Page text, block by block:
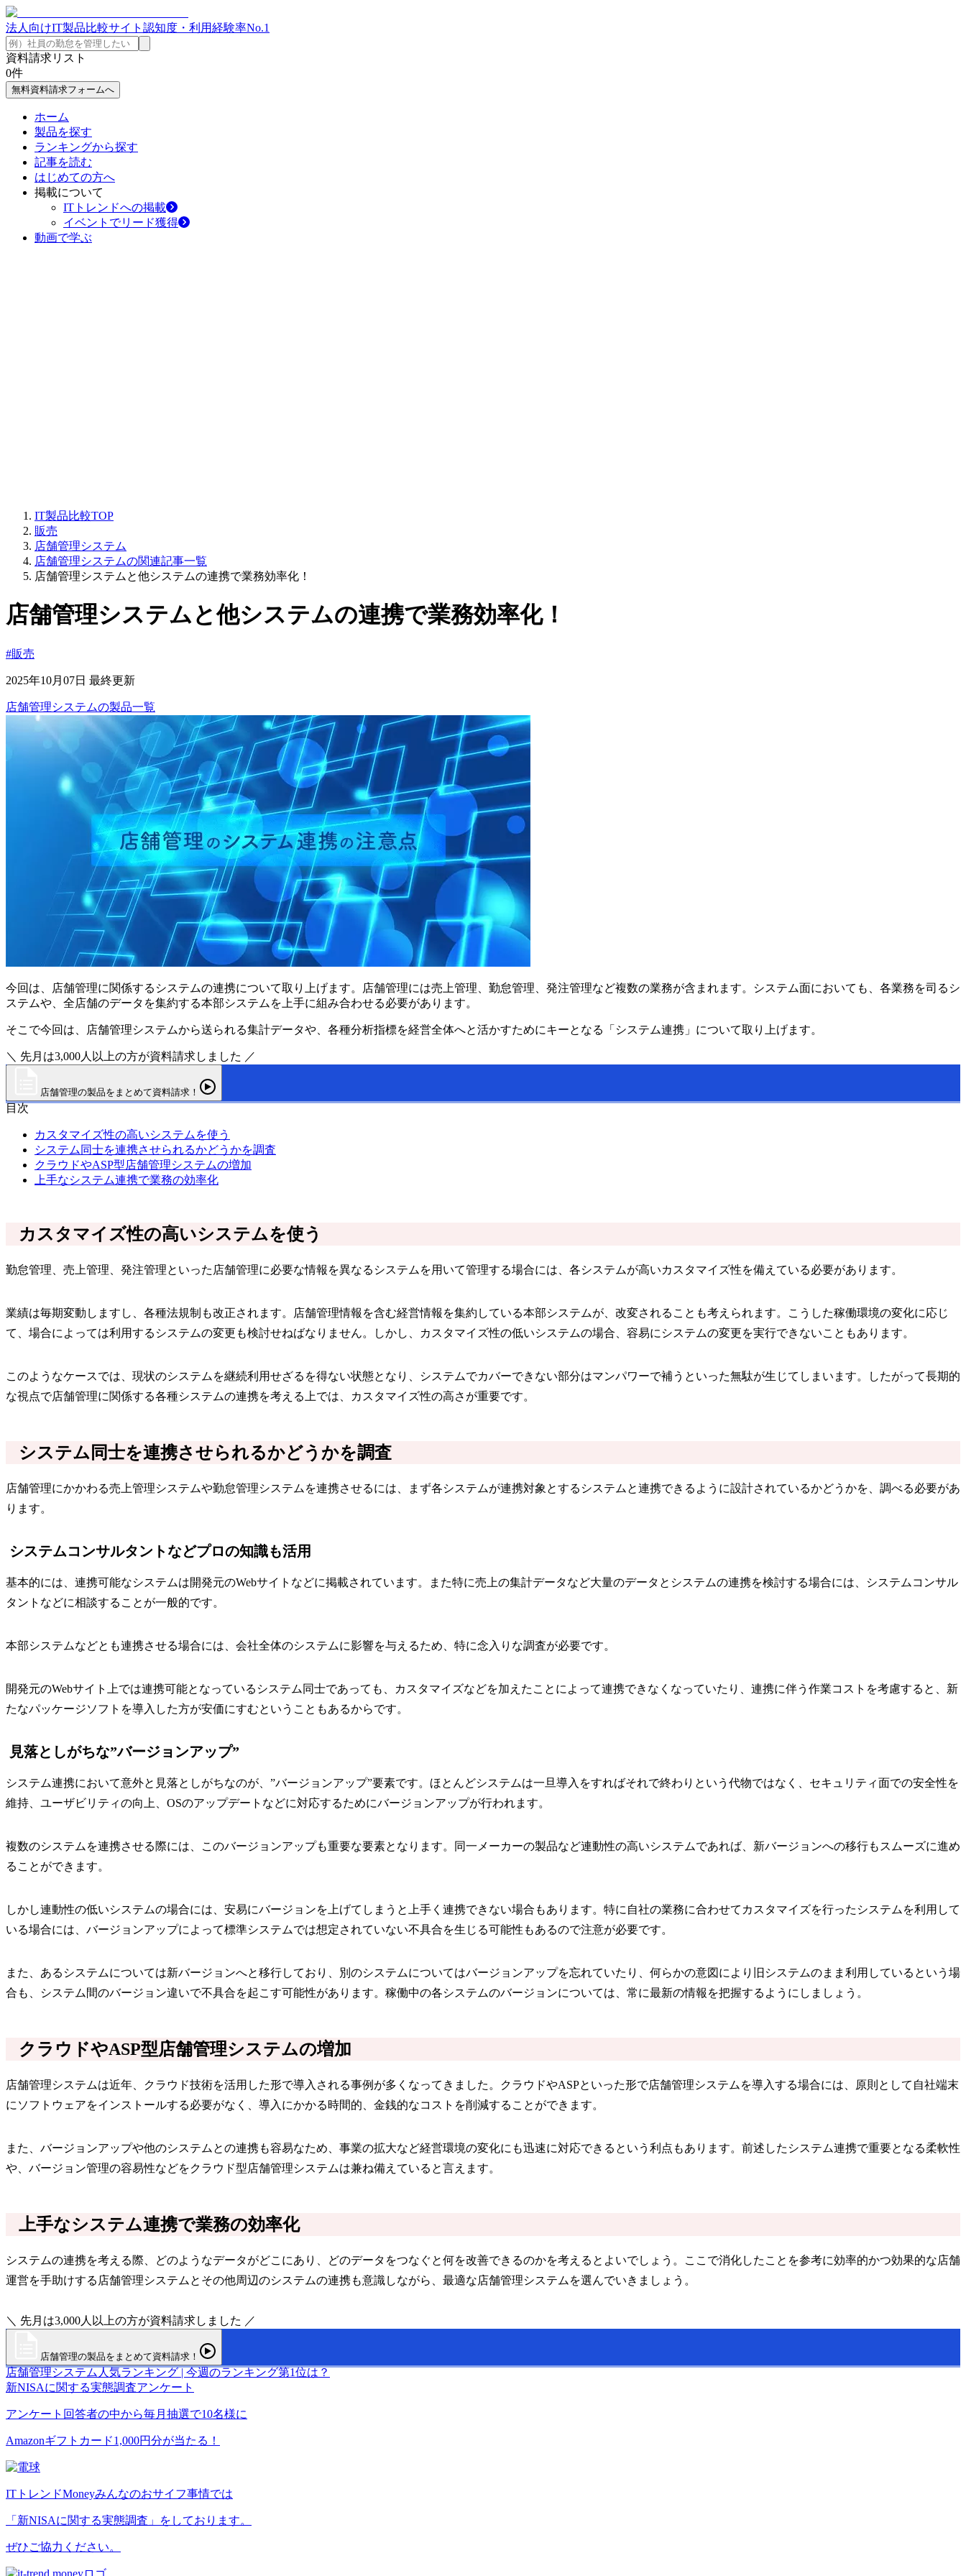
法人向けIT製品比較サイト 認知度・利用経験率No.1
資料請求リスト
0件
無料資料請求フォームへ
ホーム
製品を探す
ランキングから探す
記事を読む
はじめての方へ
掲載について
ITトレンドへの掲載
イベントでリード獲得
動画で学ぶ
IT製品比較TOP
販売
店舗管理システム
店舗管理システムの関連記事一覧
店舗管理システムと他システムの連携で業務効率化！
店舗管理システムと他システムの連携で業務効率化！
#販売
2025年10月07日 最終更新
店舗管理システムの製品一覧
今回は、店舗管理に関係するシステムの連携について取り上げます。店舗管理には売上管理、勤怠管理、発注管理など複数の業務が含まれます。システム面においても、各業務を司るシ
ステムや、全店舗のデータを集約する本部システムを上手に組み合わせる必要があります。
そこで今回は、店舗管理システムから送られる集計データや、各種分析指標を経営全体へと活かすためにキーとなる「システム連携」について取り上げます。
＼ 先月は3,000人以上の方が資料請求しました ／
店舗管理の製品をまとめて資料請求！
目次
カスタマイズ性の高いシステムを使う
システム同士を連携させられるかどうかを調査
クラウドやASP型店舗管理システムの増加
上手なシステム連携で業務の効率化
カスタマイズ性の高いシステムを使う
勤怠管理、売上管理、発注管理といった店舗管理に必要な情報を異なるシステムを用いて管理する場合には、各システムが高いカスタマイズ性を備えている必要があります。
業績は毎期変動しますし、各種法規制も改正されます。店舗管理情報を含む経営情報を集約している本部システムが、改変されることも考えられます。こうした稼働環境の変化に応じ
て、場合によっては利用するシステムの変更も検討せねばなりません。しかし、カスタマイズ性の低いシステムの場合、容易にシステムの変更を実行できないこともあります。
このようなケースでは、現状のシステムを継続利用せざるを得ない状態となり、システムでカバーできない部分はマンパワーで補うといった無駄が生じてしまいます。したがって長期的
な視点で店舗管理に関係する各種システムの連携を考える上では、カスタマイズ性の高さが重要です。
システム同士を連携させられるかどうかを調査
店舗管理にかかわる売上管理システムや勤怠管理システムを連携させるには、まず各システムが連携対象とするシステムと連携できるように設計されているかどうかを、調べる必要があ
ります。
システムコンサルタントなどプロの知識も活用
基本的には、連携可能なシステムは開発元のWebサイトなどに掲載されています。また特に売上の集計データなど大量のデータとシステムの連携を検討する場合には、システムコンサル
タントなどに相談することが一般的です。
本部システムなどとも連携させる場合には、会社全体のシステムに影響を与えるため、特に念入りな調査が必要です。
開発元のWebサイト上では連携可能となっているシステム同士であっても、カスタマイズなどを加えたことによって連携できなくなっていたり、連携に伴う作業コストを考慮すると、新
たなパッケージソフトを導入した方が安価にすむということもあるからです。
見落としがちな”バージョンアップ”
システム連携において意外と見落としがちなのが、”バージョンアップ”要素です。ほとんどシステムは一旦導入をすればそれで終わりという代物ではなく、セキュリティ面での安全性を
維持、ユーザビリティの向上、OSのアップデートなどに対応するためにバージョンアップが行われます。
複数のシステムを連携させる際には、このバージョンアップも重要な要素となります。同一メーカーの製品など連動性の高いシステムであれば、新バージョンへの移行もスムーズに進め
ることができます。
しかし連動性の低いシステムの場合には、安易にバージョンを上げてしまうと上手く連携できない場合もあります。特に自社の業務に合わせてカスタマイズを行ったシステムを利用して
いる場合には、バージョンアップによって標準システムでは想定されていない不具合を生じる可能性もあるので注意が必要です。
また、あるシステムについては新バージョンへと移行しており、別のシステムについてはバージョンアップを忘れていたり、何らかの意図により旧システムのまま利用しているという場
合も、システム間のバージョン違いで不具合を起こす可能性があります。稼働中の各システムのバージョンについては、常に最新の情報を把握するようにしましょう。
クラウドやASP型店舗管理システムの増加
店舗管理システムは近年、クラウド技術を活用した形で導入される事例が多くなってきました。クラウドやASPといった形で店舗管理システムを導入する場合には、原則として自社端末
にソフトウェアをインストールする必要がなく、導入にかかる時間的、金銭的なコストを削減することができます。
また、バージョンアップや他のシステムとの連携も容易なため、事業の拡大など経営環境の変化にも迅速に対応できるという利点もあります。前述したシステム連携で重要となる柔軟性
や、バージョン管理の容易性などをクラウド型店舗管理システムは兼ね備えていると言えます。
上手なシステム連携で業務の効率化
システムの連携を考える際、どのようなデータがどこにあり、どのデータをつなぐと何を改善できるのかを考えるとよいでしょう。ここで消化したことを参考に効率的かつ効果的な店舗
運営を手助けする店舗管理システムとその他周辺のシステムの連携も意識しながら、最適な店舗管理システムを選んでいきましょう。
＼ 先月は3,000人以上の方が資料請求しました ／
店舗管理の製品をまとめて資料請求！
店舗管理システム 人気ランキング | 今週のランキング第1位は？
新NISAに関する実態調査アンケート
アンケート回答者の中から毎月抽選で10名様に
Amazonギフトカード1,000円分が当たる！
ITトレンドMoneyみんなのおサイフ事情では
「新NISAに関する実態調査」をしております。
ぜひご協力ください。